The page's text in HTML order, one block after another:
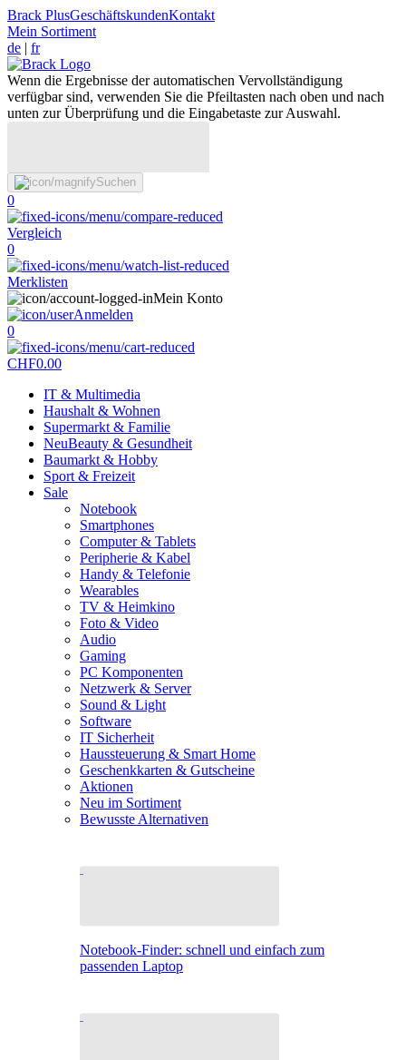
Brack PlusGeschäftskundenKontakt
Mein Sortiment
de | fr
Wenn die Ergebnisse der automatischen Vervollständigung
verfügbar sind, verwenden Sie die Pfeiltasten nach oben und nach
unten zur Überprüfung und die Eingabetaste zur Auswahl.
Suchen
0
Vergleich
0
Merklisten
Mein Konto
Anmelden
0
CHF0.00
IT & Multimedia
Haushalt & Wohnen
Supermarkt & Familie
NeuBeauty & Gesundheit
Baumarkt & Hobby
Sport & Freizeit
Sale
Notebook
Smartphones
Computer & Tablets
Peripherie & Kabel
Handy & Telefonie
Wearables
TV & Heimkino
Foto & Video
Audio
Gaming
PC Komponenten
Netzwerk & Server
Sound & Light
Software
IT Sicherheit
Haussteuerung & Smart Home
Geschenkkarten & Gutscheine
Aktionen
Neu im Sortiment
Bewusste Alternativen
Notebook-Finder: schnell und einfach zum
passenden Laptop